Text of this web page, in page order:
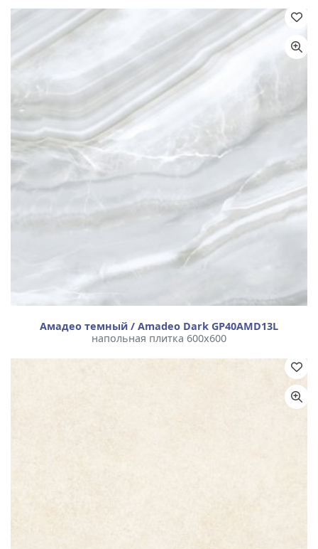
Амадео темный / Amadeo Dark GP40AMD13L
напольная плитка 600x600